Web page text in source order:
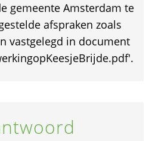
gemeente Amsterdam te
afspraken zoals
vastgelegd in document